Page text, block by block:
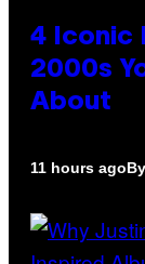
4 Iconic
2000s
About
11 hours agoBy